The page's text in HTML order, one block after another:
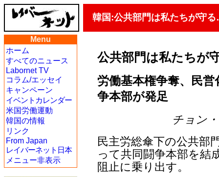
韓国:公共部門は私たちが守
Menu
ホーム
すべてのニュース
Labornet TV
コラム/エッセイ
キャンペーン
イベントカレンダー
米国労働運動
韓国の情報
リンク
From Japan
レイバーネット日本
メニュー非表示
公共部門は私たちが
労働基本権争奪、民
争本部が発足
チョン
民主労総傘下の公共部
って共同闘争本部を結
阻止に乗り出す。